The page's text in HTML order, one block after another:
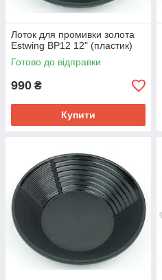
Лоток для промивки золота
Estwing BP12 12" (пластик)
Готово до відправки
990 ₴
Купити